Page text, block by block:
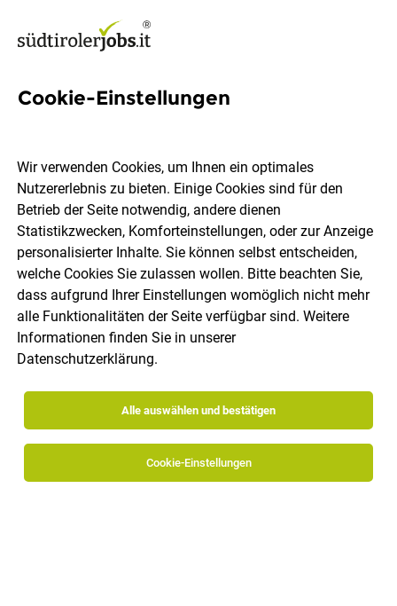
Frühstücksfee (m/w/d)
My Arbor
St. Andrä, Brixen Teilzeit 22.07.2026 DE
Cookie-Einstellungen
Wir verwenden Cookies, um Ihnen ein optimales
Nutzererlebnis zu bieten. Einige Cookies sind für den
Betrieb der Seite notwendig, andere dienen
Statistikzwecken, Komforteinstellungen, oder zur Anzeige
personalisierter Inhalte. Sie können selbst entscheiden,
welche Cookies Sie zulassen wollen. Bitte beachten Sie,
dass aufgrund Ihrer Einstellungen womöglich nicht mehr
alle Funktionalitäten der Seite verfügbar sind. Weitere
Informationen finden Sie in unserer
Datenschutzerklärung.
Alle auswählen und bestätigen
Cookie-Einstellungen